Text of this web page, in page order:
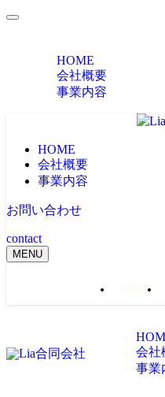
HOME
会社概要
事業内容
HOME
会社概要
事業内容
お問い合わせ
contact
MENU
HOME
会社
事業